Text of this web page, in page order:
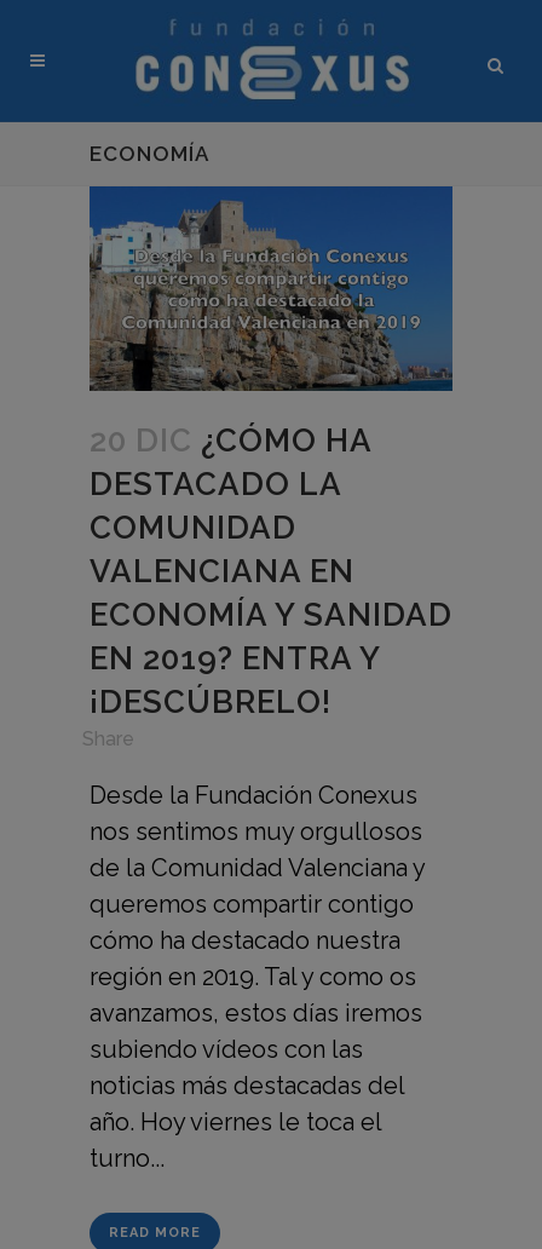
ECONOMÍA
20 DIC ¿CÓMO HA
DESTACADO LA
COMUNIDAD
VALENCIANA EN
ECONOMÍA Y SANIDAD
EN 2019? ENTRA Y
¡DESCÚBRELO!
Share
Desde la Fundación Conexus
nos sentimos muy orgullosos
de la Comunidad Valenciana y
queremos compartir contigo
cómo ha destacado nuestra
región en 2019. Tal y como os
avanzamos, estos días iremos
subiendo vídeos con las
noticias más destacadas del
año. Hoy viernes le toca el
turno...
READ MORE